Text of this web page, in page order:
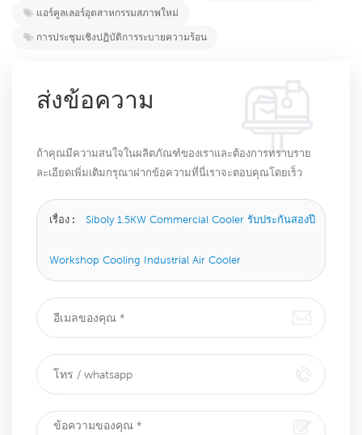
แอร์คูลเลอร์อุตสาหกรรมสภาพใหม่
การประชุมเชิงปฏิบัติการระบายความร้อน
ส่งข้อความ
ถ้าคุณมีความสนใจในผลิตภัณฑ์ของเราและต้องการทราบราย
ละเอียดเพิ่มเติมกรุณาฝากข้อความที่นี่เราจะตอบคุณโดยเร็ว
เรื่อง : Siboly 1.5KW Commercial Cooler รับประกันสองปี
Workshop Cooling Industrial Air Cooler